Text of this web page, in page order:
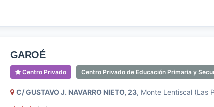
GAROÉ
Centro Privado Centro Privado de Educación Primaria y
C/ GUSTAVO J. NAVARRO NIETO, 23, Monte Lentiscal (Las